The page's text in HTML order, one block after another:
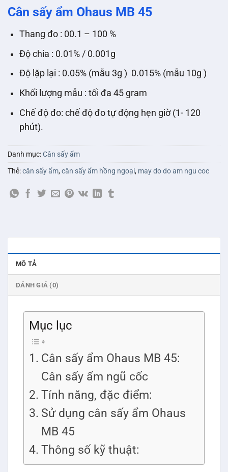
Cân sấy ẩm Ohaus MB 45
Thang đo : 00.1 – 100 %
Độ chia : 0.01% / 0.001g
Độ lặp lại : 0.05% (mẫu 3g ) 0.015% (mẫu 10g )
Khối lượng mẫu : tối đa 45 gram
Chế độ đo: chế độ đo tự động hẹn giờ (1- 120
phút).
Danh mục:Cân sấy ẩm
Thẻ:cân sấy ẩm,cân sấy ẩm hồng ngoại, may do do am ngu coc
MÔ TẢ
ĐÁNH GIÁ (0)
Mục lục
Cân sấy ẩm Ohaus MB 45:
Cân sấy ẩm ngũ cốc
Tính năng, đặc điểm:
Sử dụng cân sấy ẩm Ohaus
MB 45
Thông số kỹ thuật: